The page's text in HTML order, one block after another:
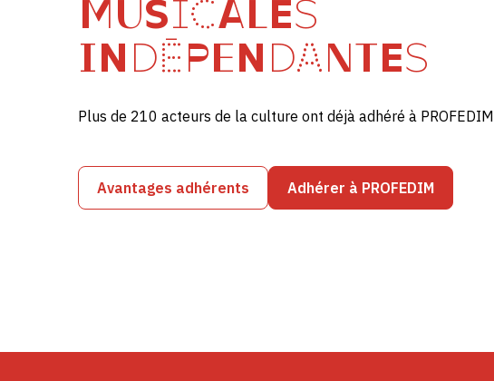
MUSICALES
INDÉPENDANTES
Plus de 210 acteurs de la culture ont déjà adhéré à PROFEDIM
Avantages adhérents Adhérer à PROFEDIM